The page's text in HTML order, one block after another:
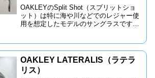
は？
OAKLEYのSplit Shot（スプリットショ
ット）は特に海や川などでのレジャー使
用を想定したモデルのサングラスです。
ャーでの使用頻度の高いサングラスにな
っています。
OAKLEY LATERALIS（ラテラ
リス）